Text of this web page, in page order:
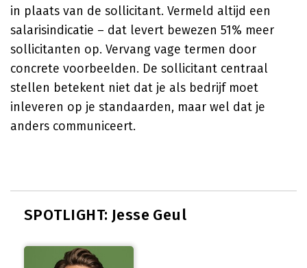
in plaats van de sollicitant. Vermeld altijd een
salarisindicatie – dat levert bewezen 51% meer
sollicitanten op. Vervang vage termen door
concrete voorbeelden. De sollicitant centraal
stellen betekent niet dat je als bedrijf moet
inleveren op je standaarden, maar wel dat je
anders communiceert.
SPOTLIGHT: Jesse Geul